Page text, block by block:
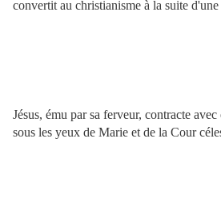
convertit au christianisme à la suite
Jésus, ému par sa ferveur, contracte
sous les yeux de Marie et de la Cour